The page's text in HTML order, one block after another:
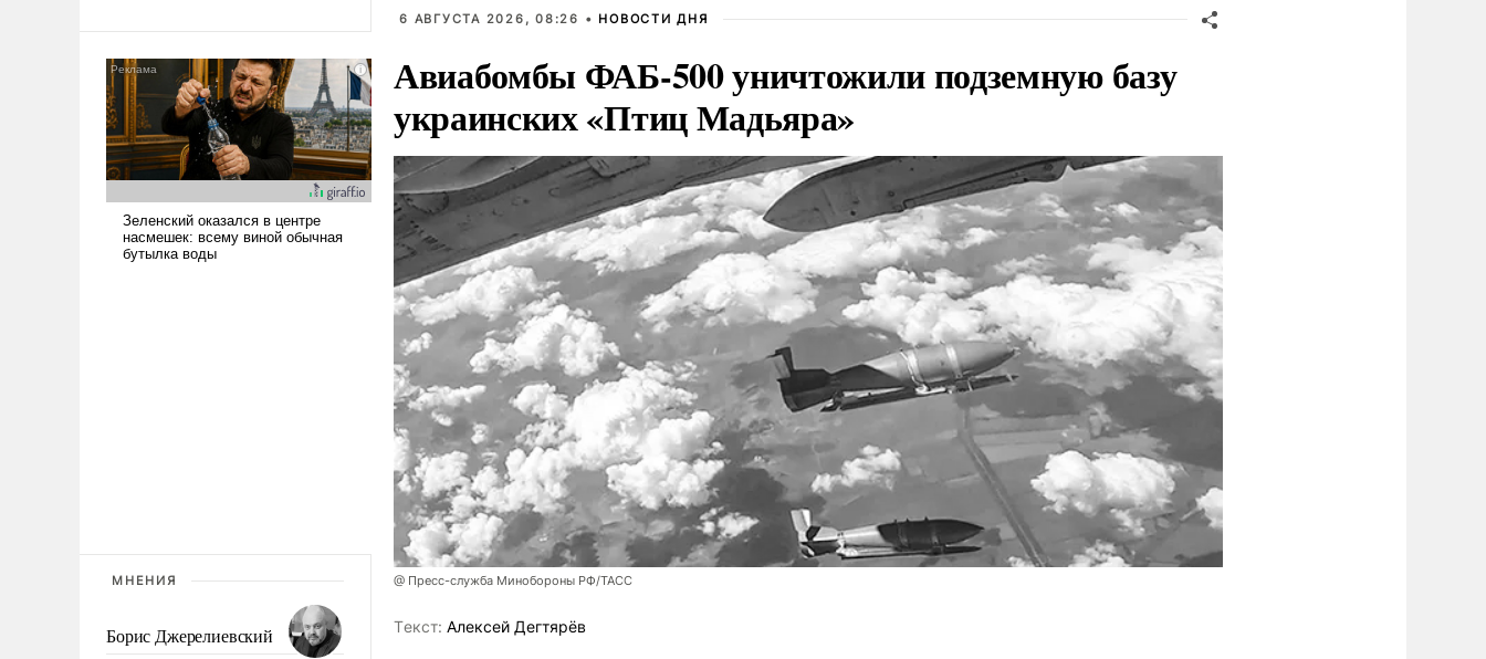
МНЕНИЯ
Борис Джерелиевский
6 АВГУСТА 2026, 08:26 • НОВОСТИ ДНЯ
Авиабомбы ФАБ-500 уничтожили подземную базу
украинских «Птиц Мадьяра»
@ Пресс-служба Минобороны РФ/ТАСС
Tекст: Алексей Дегтярёв